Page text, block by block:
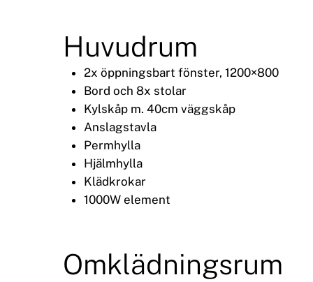
Huvudrum
2x öppningsbart fönster, 1200×800
Bord och 8x stolar
Kylskåp m. 40cm väggskåp
Anslagstavla
Permhylla
Hjälmhylla
Klädkrokar
1000W element
Omklädningsrum